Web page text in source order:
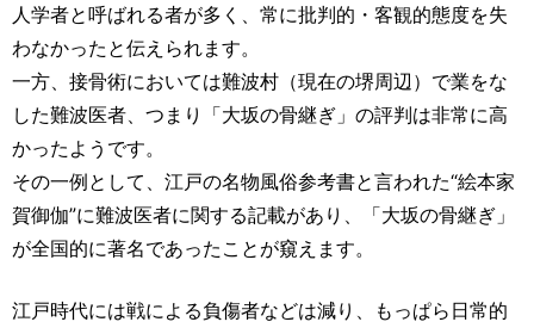
人学者と呼ばれる者が多く、常に批判的・客観的態度を失
わなかったと伝えられます。
一方、接骨術においては難波村（現在の堺周辺）で業をな
した難波医者、つまり「大坂の骨継ぎ」の評判は非常に高
かったようです。
その一例として、江戸の名物風俗参考書と言われた“絵本家
賀御伽”に難波医者に関する記載があり、「大坂の骨継ぎ」
が全国的に著名であったことが窺えます。
江戸時代には戦による負傷者などは減り、もっぱら日常的